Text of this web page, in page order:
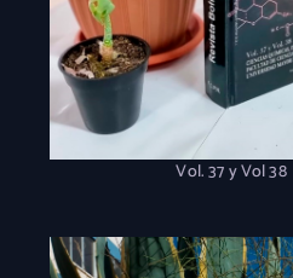
Vol. 37 y Vol 38